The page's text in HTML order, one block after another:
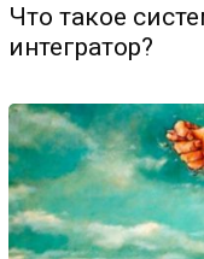
Что такое
интегратор?